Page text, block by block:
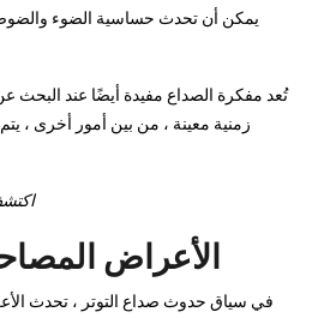
يمكن أن تحدث حساسية الضوء
تُعد مفكرة الصداع مفيدة أيضًا عند
زمنية معينة ، من بين أمور أخرى ،
الأعراض
في سياق حدوث صداع التوتر ، تحدث